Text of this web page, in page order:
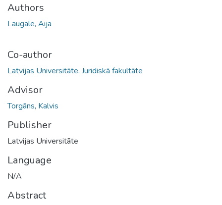
Authors
Laugale, Aija
Co-author
Latvijas Universitāte. Juridiskā fakultāte
Advisor
Torgāns, Kalvis
Publisher
Latvijas Universitāte
Language
N/A
Abstract